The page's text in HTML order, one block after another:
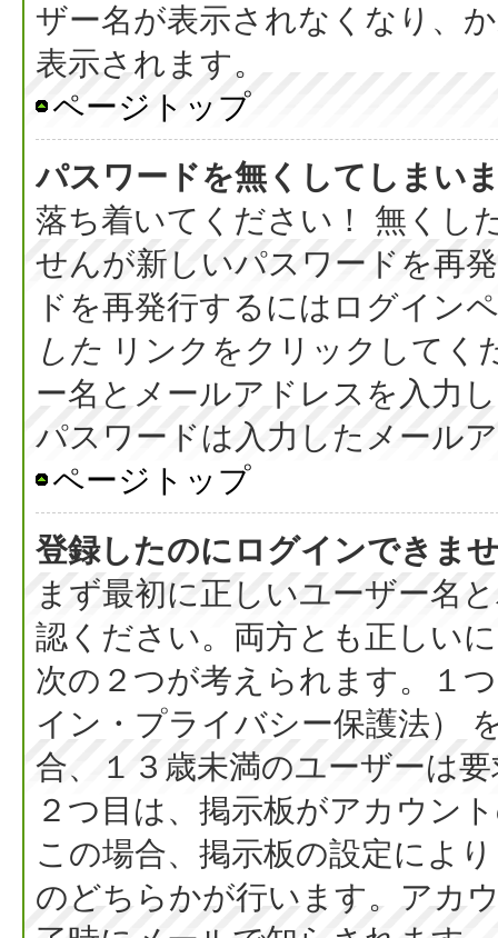
ザー名が表示されなくなり、
表示されます。
ページトップ
パスワードを無くしてしまい
落ち着いてください！ 無くし
せんが新しいパスワードを再
ドを再発行するにはログイン
した リンクをクリックしてく
ー名とメールアドレスを入力
パスワードは入力したメール
ページトップ
登録したのにログインできま
まず最初に正しいユーザー名
認ください。両方とも正しい
次の２つが考えられます。１
イン・プライバシー保護法）
合、１３歳未満のユーザーは
２つ目は、掲示板がアカウン
この場合、掲示板の設定によ
のどちらかが行います。アカ